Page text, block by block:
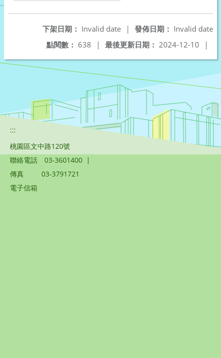
發佈日期： Invalid date
下架日期： Invalid date
|
最後更新日期： 2024-12-10 |
點閱數： 638 |
:::
桃園區文中路120號
聯絡電話
03-3601400 |
傳真
03-3791721
電子信箱